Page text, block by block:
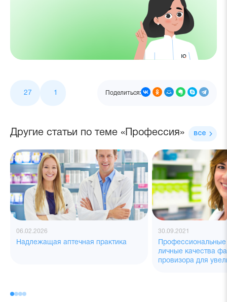
27 1 Поделиться:
Другие статьи по теме «Профессия» все
06.02.2026
Надлежащая аптечная практика
30.09.2021
личные качества
провизора для